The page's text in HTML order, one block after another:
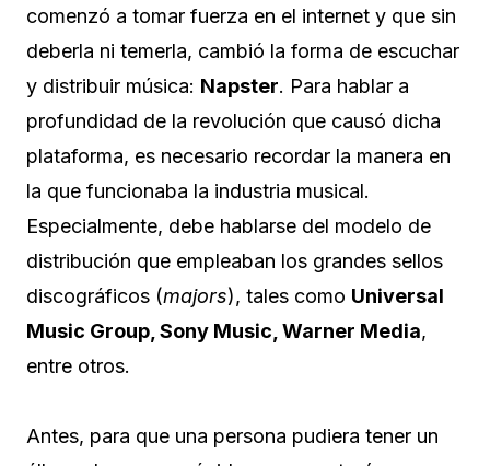
comenzó a tomar fuerza en el internet y que sin
deberla ni temerla, cambió la forma de escuchar
y distribuir música: Napster. Para hablar a
profundidad de la revolución que causó dicha
plataforma, es necesario recordar la manera en
la que funcionaba la industria musical.
Especialmente, debe hablarse del modelo de
distribución que empleaban los grandes sellos
discográficos (majors), tales como Universal
Music Group, Sony Music, Warner Media,
entre otros.
Antes, para que una persona pudiera tener un